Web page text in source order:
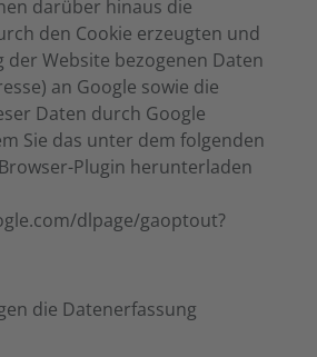
darüber hinaus die
den Cookie erzeugten und
der Website bezogenen Daten
an Google sowie die
Daten durch Google
Sie das unter dem folgenden
Plugin herunterladen
dlpage/gaoptout?
die Datenerfassung